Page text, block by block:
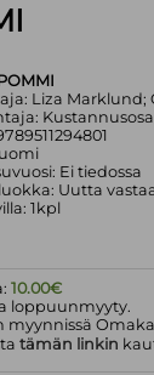
Liza Marklund;
Ei tiedossa
Uutta
1kpl
10.00€
loppuunmyyty.
myynnissä
tämän linkin